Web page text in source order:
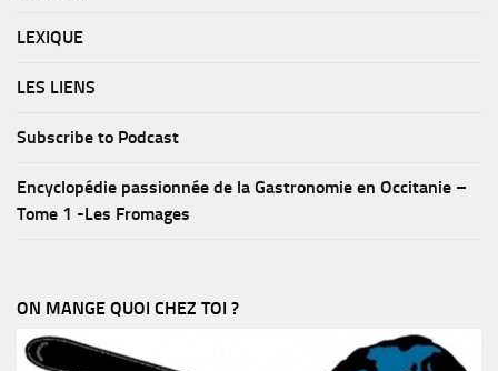
LEXIQUE
LES LIENS
Subscribe to Podcast
Encyclopédie passionnée de la Gastronomie en Occitanie –
Tome 1 -Les Fromages
ON MANGE QUOI CHEZ TOI ?